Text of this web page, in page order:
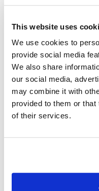
This website uses
We use cookies to
provide social media
We also share
our social media,
may combine it with
provided to them or
of their services.
Marketingowcy
Dane kontaktowe

questus
91-811 Łódź